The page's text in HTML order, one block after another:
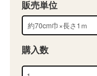
販売単位
購入数